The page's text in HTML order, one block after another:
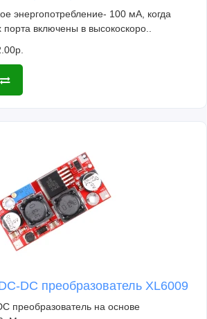
энергопотребление- 100 мА, когда
включены в высокоскоро..
DC преобразователь XL6009
преобразователь на основе